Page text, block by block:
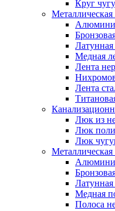
Круг
Металлическая
Латунная
Медная
Лента
Лента
Люк из
Люк
Люк
Металлическая
Латунная
Медная
Полоса